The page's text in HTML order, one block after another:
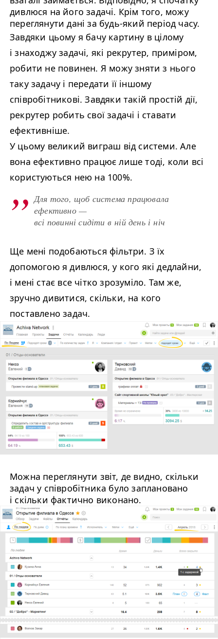
дивлюся на його задачі. Крім того, можу
переглянути дані за будь-який період часу.
Завдяки цьому я бачу картину в цілому
і знаходжу задачі, які рекрутер, приміром,
робити не повинен. Я можу зняти з нього
таку задачу і передати її іншому
співробітникові. Завдяки такій простій дії,
рекрутер робить свої задачі і ставати
ефективніше.
У цьому великий виграш від системи. Але
вона ефективно працює лише тоді, коли всі
користуються нею на 100%.
Для того, щоб система працювала
ефективно —
всі повинні сидіти в ній день і ніч
Ще мені подобаються фільтри. З їх
допомогою я дивлюся, у кого які дедлайни,
і мені стає все чітко зрозуміло. Там же,
зручно дивитися, скільки, на кого
поставлено задач.
Можна переглянути звіт, де видно, скільки
задач у співробітника було заплановано
і скільки фактично виконано.